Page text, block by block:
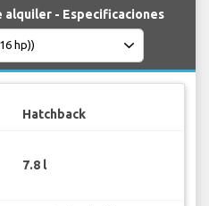
alquiler - Especificaciones
Hatchback
7.8 l